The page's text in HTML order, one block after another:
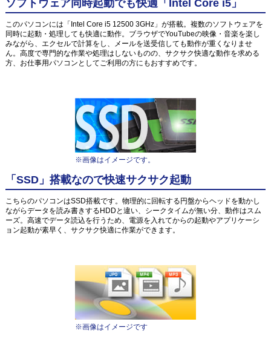
ソフトウェア同時起動でも快適「Intel Core i5」
このパソコンには「Intel Core i5 12500 3GHz」が搭載。複数のソフトウェアを
同時に起動・処理しても快適に動作。ブラウザでYouTubeの映像・音楽を楽し
みながら、エクセルで計算をし、メールを送受信しても動作が重くなりませ
ん。高度で専門的な作業や処理はしないものの、サクサク快適な動作を求める
方、お仕事用パソコンとしてご利用の方にもおすすめです。
※画像はイメージです。
「SSD」搭載なので快速サクサク起動
こちらのパソコンはSSD搭載です。物理的に回転する円盤からヘッドを動かし
ながらデータを読み書きするHDDと違い、シークタイムが無い分、動作はスム
ーズ。高速でデータ読込を行うため、電源を入れてからの起動やアプリケーシ
ョン起動が素早く、サクサク快適に作業ができます。
※画像はイメージです